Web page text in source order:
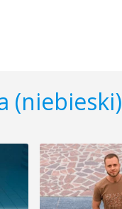
(niebieski)